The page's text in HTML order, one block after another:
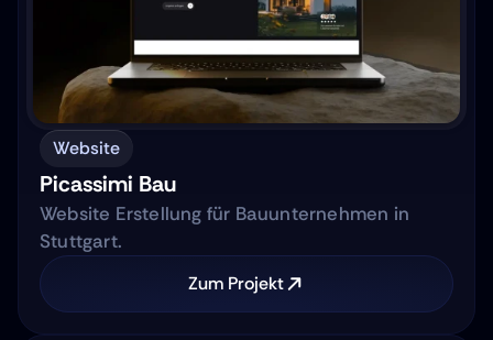
Picassimi Bau
Website
Website Erstellung für Bauunternehmen in
Stuttgart.
Zum Projekt